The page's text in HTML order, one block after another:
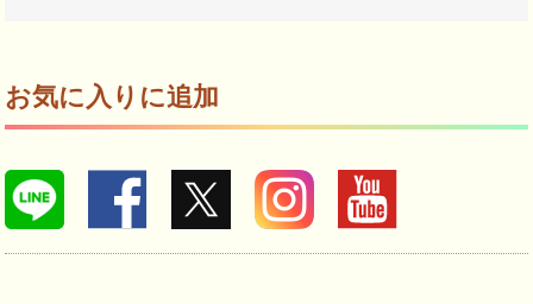
お気に入りに追加